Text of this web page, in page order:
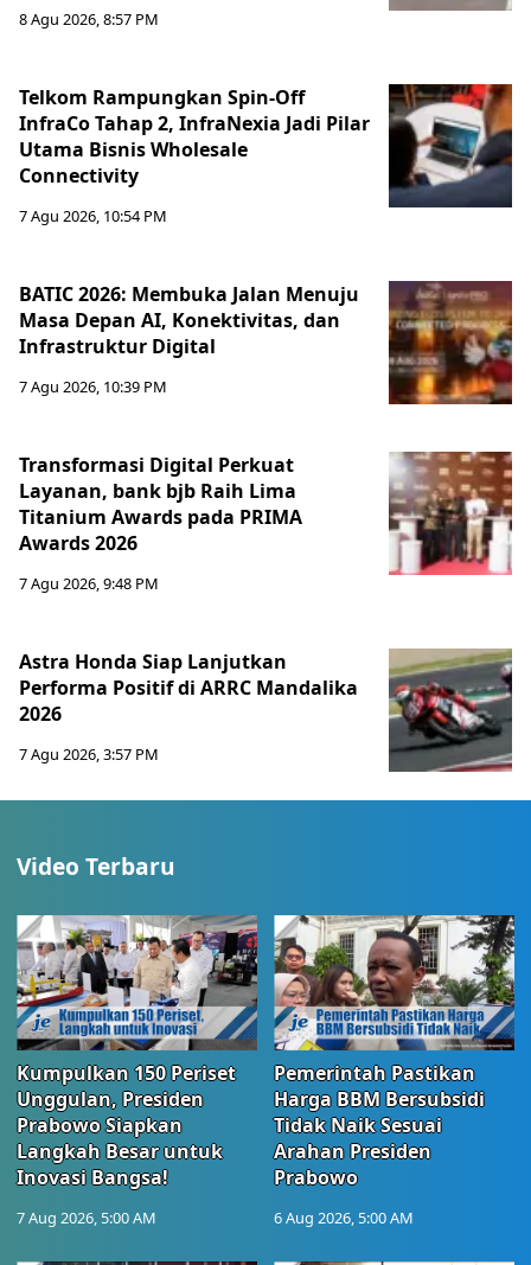
8 Agu 2026, 8:57 PM
Telkom Rampungkan Spin-Off
InfraCo Tahap 2, InfraNexia Jadi Pilar
Utama Bisnis Wholesale
Connectivity
7 Agu 2026, 10:54 PM
BATIC 2026: Membuka Jalan Menuju
Masa Depan AI, Konektivitas, dan
Infrastruktur Digital
7 Agu 2026, 10:39 PM
Transformasi Digital Perkuat
Layanan, bank bjb Raih Lima
Titanium Awards pada PRIMA
Awards 2026
7 Agu 2026, 9:48 PM
Astra Honda Siap Lanjutkan
Performa Positif di ARRC Mandalika
2026
7 Agu 2026, 3:57 PM
Video Terbaru
Kumpulkan 150 Periset
Unggulan, Presiden
Prabowo Siapkan
Langkah Besar untuk
Inovasi Bangsa!
7 Aug 2026, 5:00 AM
Pemerintah Pastikan
Harga BBM Bersubsidi
Tidak Naik Sesuai
Arahan Presiden
Prabowo
6 Aug 2026, 5:00 AM